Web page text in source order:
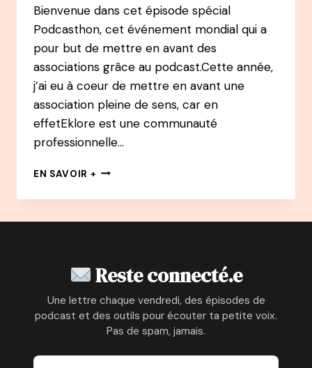
Bienvenue dans cet épisode spécial
Podcasthon, cet événement mondial qui a
pour but de mettre en avant des
associations grâce au podcast.Cette année,
j’ai eu à coeur de mettre en avant une
association pleine de sens, car en
effetEklore est une communauté
professionnelle…
EN SAVOIR + 139
–
CHASSEUSE
TÊTE
À
CUEILLEUSE
Reste connecté.e
Une lettre chaque vendredi, des épisodes de
podcast et des outils pour écouter ta petite voix.
Pas de spam, jamais.